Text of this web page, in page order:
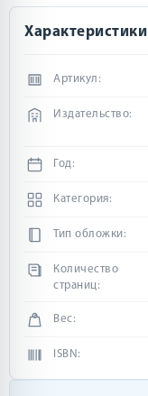
Характеристики
Артикул:
Издательство:
Год:
Категория:
Тип обложки:
Количество
страниц:
Вес:
ISBN: